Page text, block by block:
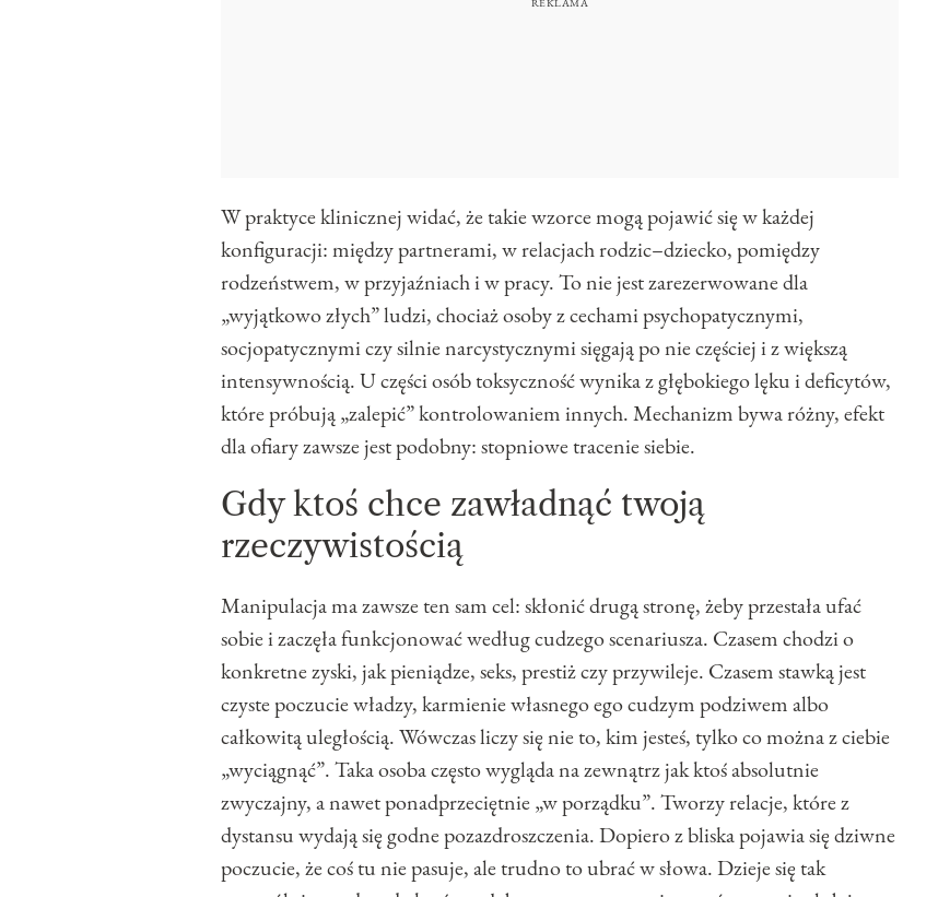
W praktyce klinicznej widać, że takie wzorce mogą pojawić się w każdej
konfiguracji: między partnerami, w relacjach rodzic–dziecko, pomiędzy
rodzeństwem, w przyjaźniach i w pracy. To nie jest zarezerwowane dla
„wyjątkowo złych” ludzi, chociaż osoby z cechami psychopatycznymi,
socjopatycznymi czy silnie narcystycznymi sięgają po nie częściej i z większą
intensywnością. U części osób toksyczność wynika z głębokiego lęku i deficytów,
które próbują „zalepić” kontrolowaniem innych. Mechanizm bywa różny, efekt
dla ofiary zawsze jest podobny: stopniowe tracenie siebie.
Gdy ktoś chce zawładnąć twoją
rzeczywistością
Manipulacja ma zawsze ten sam cel: skłonić drugą stronę, żeby przestała ufać
sobie i zaczęła funkcjonować według cudzego scenariusza. Czasem chodzi o
konkretne zyski, jak pieniądze, seks, prestiż czy przywileje. Czasem stawką jest
czyste poczucie władzy, karmienie własnego ego cudzym podziwem albo
całkowitą uległością. Wówczas liczy się nie to, kim jesteś, tylko co można z ciebie
„wyciągnąć”. Taka osoba często wygląda na zewnątrz jak ktoś absolutnie
zwyczajny, a nawet ponadprzeciętnie „w porządku”. Tworzy relacje, które z
dystansu wydają się godne pozazdroszczenia. Dopiero z bliska pojawia się dziwne
poczucie, że coś tu nie pasuje, ale trudno to ubrać w słowa. Dzieje się tak